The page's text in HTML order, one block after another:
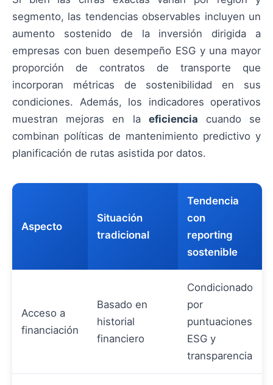
segmento, las tendencias observables incluyen un
aumento sostenido de la inversión dirigida a
empresas con buen desempeño ESG y una mayor
proporción de contratos de transporte que
incorporan métricas de sostenibilidad en sus
condiciones. Además, los indicadores operativos
muestran mejoras en la eficiencia cuando se
combinan políticas de mantenimiento predictivo y
planificación de rutas asistida por datos.
Aspecto
Situación
tradicional
Tendencia
con
reporting
sostenible
Acceso a
financiación
Basado en
historial
financiero
Condicionado
por
puntuaciones
ESG y
transparencia